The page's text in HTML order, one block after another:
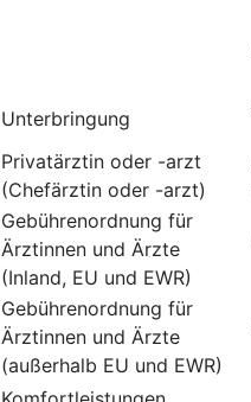
Unterbringung
Privatärztin oder -arzt
(Chefärztin oder -arzt)
Gebührenordnung für
Ärztinnen und Ärzte
(Inland, EU und EWR)
Gebührenordnung für
Ärztinnen und Ärzte
(außerhalb EU und EWR)